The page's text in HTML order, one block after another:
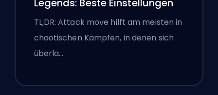
Legends: Beste Einstellungen
TL;DR: Attack move hilft am meisten in
chaotischen Kämpfen, in denen sich
überla…